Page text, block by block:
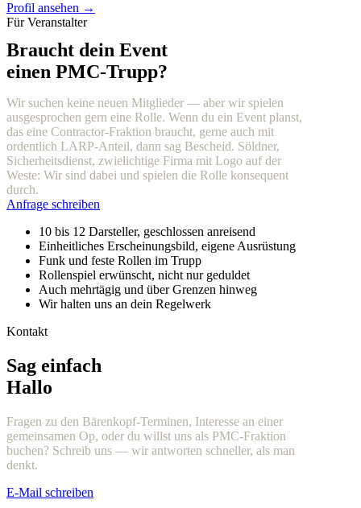
Profil ansehen →
Für Veranstalter
Braucht dein Event
einen PMC-Trupp?
Wir suchen keine neuen Mitglieder — aber wir spielen
ausgesprochen gern eine Rolle. Wenn du ein Event planst,
das eine Contractor-Fraktion braucht, gerne auch mit
ordentlich LARP-Anteil, dann sag Bescheid. Söldner,
Sicherheitsdienst, zwielichtige Firma mit Logo auf der
Weste: Wir sind dabei und spielen die Rolle konsequent
durch.
Anfrage schreiben
10 bis 12 Darsteller, geschlossen anreisend
Einheitliches Erscheinungsbild, eigene Ausrüstung
Funk und feste Rollen im Trupp
Rollenspiel erwünscht, nicht nur geduldet
Auch mehrtägig und über Grenzen hinweg
Wir halten uns an dein Regelwerk
Kontakt
Sag einfach
Hallo
Fragen zu den Bärenkopf-Terminen, Interesse an einer
gemeinsamen Op, oder du willst uns als PMC-Fraktion
buchen? Schreib uns — wir antworten schneller, als man
denkt.
E-Mail schreiben